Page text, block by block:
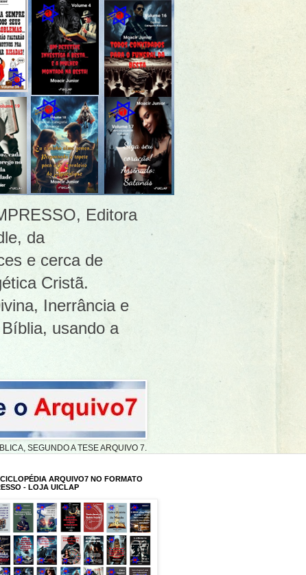
Editora
da
e cerca de
Cristã.
Inerrância e
usando a
SEGUNDO A TESE ARQUIVO 7.
ARQUIVO7 NO FORMATO
- LOJA UICLAP